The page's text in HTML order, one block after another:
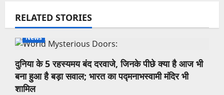
RELATED STORIES
News
दुनिया के 5 रहस्यमय बंद दरवाजे, जिनके पीछे क्या है आज भी
बना हुआ है बड़ा सवाल; भारत का पद्मनाभस्वामी मंदिर भी
शामिल